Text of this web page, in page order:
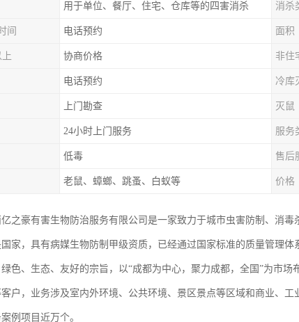
用于单位、餐厅、住宅、仓库等的四害消杀 消杀
间 电话预约 面积
上 协商价格 非住
电话预约 冷库
上门勘查 灭鼠
24小时上门服务 服务
低毒 售后
老鼠、蟑螂、跳蚤、白蚁等 价格
亿之豪有害生物防治服务有限公司是一家致力于城市虫害防制、消
国家，具有病媒生物防制甲级资质，已经通过国家标准的质量管理
绿色、生态、友好的宗旨，以“成都为中心，聚力成都，全国”为市
客户，业务涉及室内外环境、公共环境、景区景点等区域和商业、
例项目近万个。